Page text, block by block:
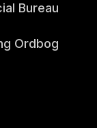
Bureau
Ordbog